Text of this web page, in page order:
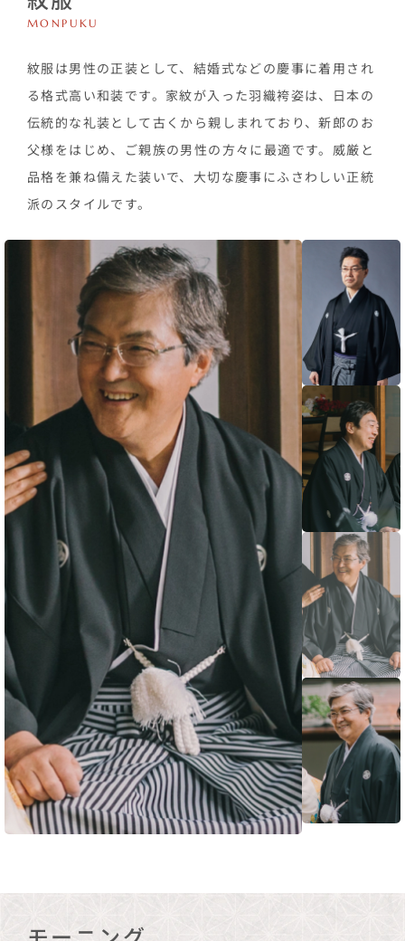
MONPUKU
紋服は男性の正装として、結婚式などの慶事に着用され
る格式高い和装です。家紋が入った羽織袴姿は、日本の
伝統的な礼装として古くから親しまれており、新郎のお
父様をはじめ、ご親族の男性の方々に最適です。威厳と
品格を兼ね備えた装いで、大切な慶事にふさわしい正統
派のスタイルです。